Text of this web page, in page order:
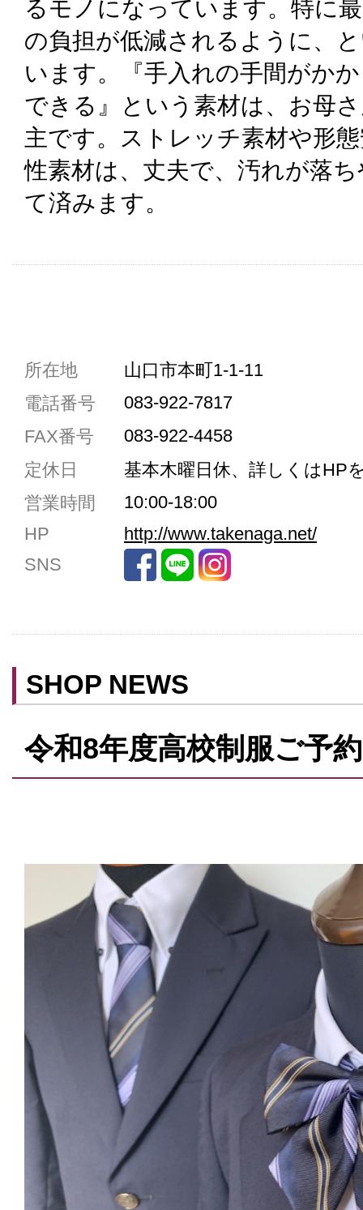
るモノになっています。特に
の負担が低減されるように、
います。『手入れの手間がか
できる』という素材は、お母
主です。ストレッチ素材や形
性素材は、丈夫で、汚れが落
て済みます。
共通駐車券加盟店
共用トイレ
女性用トイレ
ベビールーム
禁煙
予約可
所在地
山口市本町1-1-11
電話番号
083-922-7817
FAX番号
083-922-4458
定休日
基本木曜日休、詳しくはHP
営業時間
10:00-18:00
HP
http://www.takenaga.net/
SNS
SHOP NEWS
令和8年度高校制服ご予